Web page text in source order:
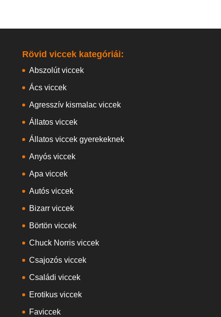
Rövid viccek kategóriái:
Abszolút viccek
Ács viccek
Agresszív kismalac viccek
Állatos viccek
Állatos viccek gyerekeknek
Anyós viccek
Apa viccek
Autós viccek
Bizarr viccek
Börtön viccek
Chuck Norris viccek
Csajozós viccek
Családi viccek
Erotikus viccek
Faviccek